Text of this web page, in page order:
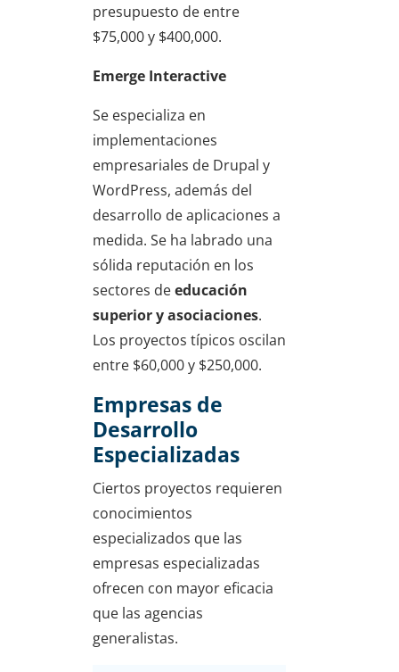
presupuesto de entre
$75,000 y $400,000.
Emerge Interactive
Se especializa en
implementaciones
empresariales de Drupal y
WordPress, además del
desarrollo de aplicaciones a
medida. Se ha labrado una
sólida reputación en los
sectores deeducación
superior y asociaciones.
Los proyectos típicos oscilan
entre $60,000 y $250,000.
Empresas de
Desarrollo
Especializadas
Ciertos proyectos requieren
conocimientos
especializados que las
empresas especializadas
ofrecen con mayor eficacia
que las agencias
generalistas.